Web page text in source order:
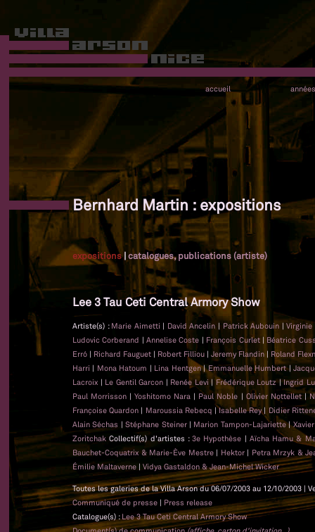
accueil années
Bernhard Martin : expositions
expositions|catalogues, publications (artiste)
Lee 3 Tau Ceti Central Armory Show
Artiste(s) : Marie Aimetti | David Ancelin | Patrick Aubouin |
Ludovic Corberand |Annelise Coste | François Curlet | Béatrice
Erró | Richard Fauguet | Robert Filliou |Jeremy Flandin | Roland
Harri | Mona Hatoum | Lina Hentgen|Emmanuelle Humbert|
Lacroix | Le Gentil Garcon | Renée Levi| Frédérique Loutz|Ingrid
Paul Morrisson |Yoshitomo Nara | Paul Noble | Olivier Nottellet|
Françoise Quardon | Maroussia Rebecq |Isabelle Rey| Didier
Alain Séchas |Stéphane Steiner | Marion Tampon-Lajariette|
ZoritchakCollectif(s) d'artistes :3e Hypothèse | Aïcha Hamu &
Bauchet-Coquatrix & Marie-Ève Mestre | Hektor | Petra Mrzyk &
Émilie Maltaverne | Vidya Gastaldon & Jean-Michel Wicker
Toutes les galeries de la Villa Arson du 06/07/2003 au 12/10/2003 |
Communiqué de presse | Press release
Catalogue(s) :Lee 3 Tau Ceti Central Armory Show